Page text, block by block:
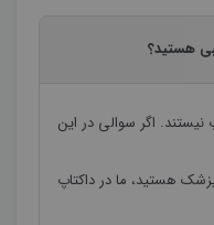
هستید؟
نیستند. اگر سوالی در این
پزشک هستید، ما در داکتاپ